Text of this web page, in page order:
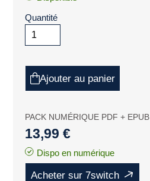
Quantité
Ajouter au panier
PACK NUMÉRIQUE PDF + EPUB
13,99 €
Dispo en numérique
Acheter sur 7switch